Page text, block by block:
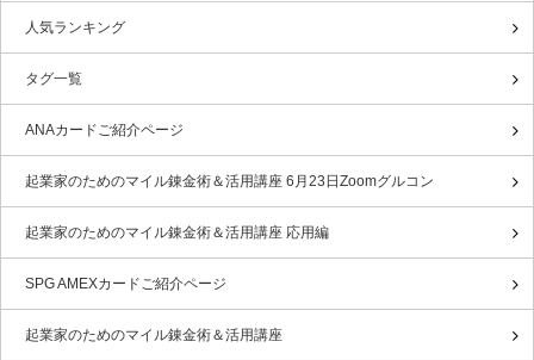
人気ランキング
タグ一覧
ANAカードご紹介ページ
起業家のためのマイル錬金術＆活用講座 6月23日Zoomグルコン
起業家のためのマイル錬金術＆活用講座 応用編
SPG AMEXカードご紹介ページ
起業家のためのマイル錬金術＆活用講座